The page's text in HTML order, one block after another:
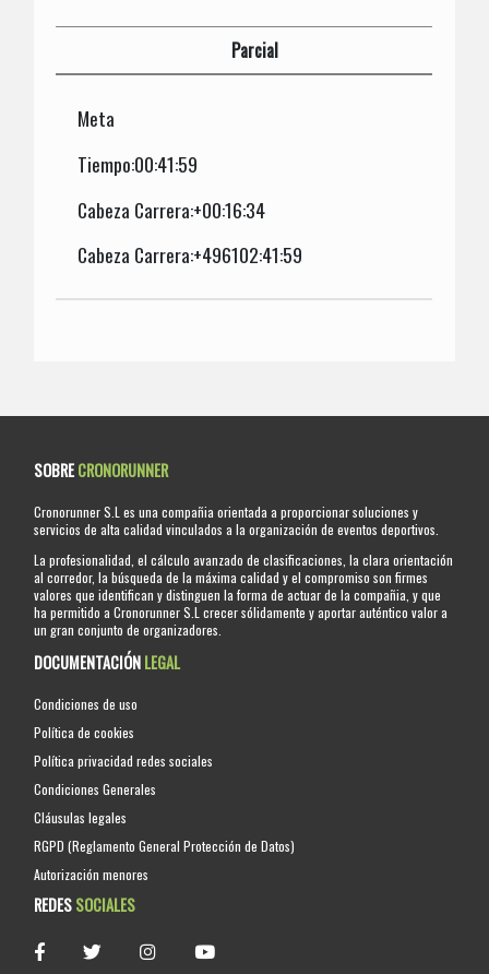
Parcial
Meta
Tiempo:00:41:59
Cabeza Carrera:+00:16:34
Cabeza Carrera:+496102:41:59
SOBRECRONORUNNER
Cronorunner S.L es una compañia orientada a proporcionar soluciones y
servicios de alta calidad vinculados a la organización de eventos deportivos.
La profesionalidad, el cálculo avanzado de clasificaciones, la clara orientación
al corredor, la búsqueda de la máxima calidad y el compromiso son firmes
valores que identifican y distinguen la forma de actuar de la compañia, y que
ha permitido a Cronorunner S.L crecer sólidamente y aportar auténtico valor a
un gran conjunto de organizadores.
DOCUMENTACIÓNLEGAL
Condiciones de uso
Política de cookies
Política privacidad redes sociales
Condiciones Generales
Cláusulas legales
RGPD (Reglamento General Protección de Datos)
Autorización menores
REDESSOCIALES